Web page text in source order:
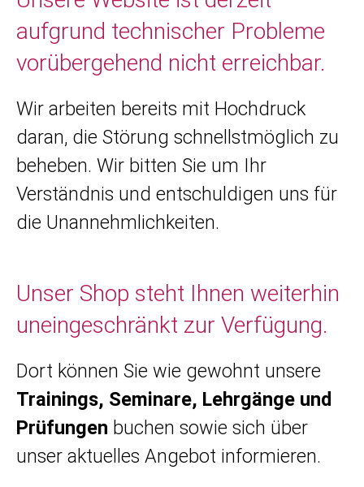
aufgrund technischer Probleme
vorübergehend nicht erreichbar.
Wir arbeiten bereits mit Hochdruck
daran, die Störung schnellstmöglich zu
beheben. Wir bitten Sie um Ihr
Verständnis und entschuldigen uns für
die Unannehmlichkeiten.
Unser Shop steht Ihnen weiterhin
uneingeschränkt zur Verfügung.
Dort können Sie wie gewohnt unsere
Trainings, Seminare, Lehrgänge und
Prüfungen buchen sowie sich über
unser aktuelles Angebot informieren.